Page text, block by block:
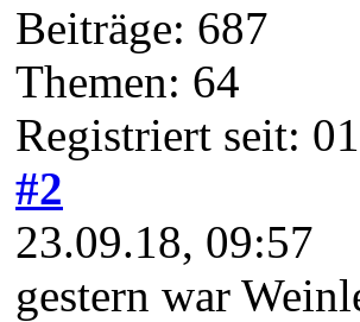
Beiträge: 687
Themen: 64
Registriert seit:
#2
23.09.18, 09:57
gestern war